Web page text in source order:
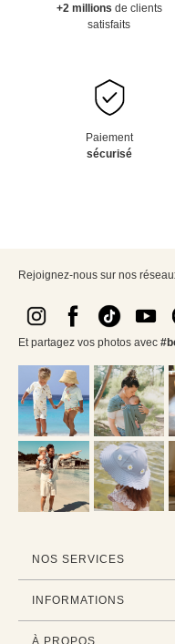
+2 millions de clients
satisfaits
Paiement
sécurisé
Rejoignez-nous sur nos
Et partagez vos photos avec
NOS SERVICES
INFORMATIONS
À PROPOS